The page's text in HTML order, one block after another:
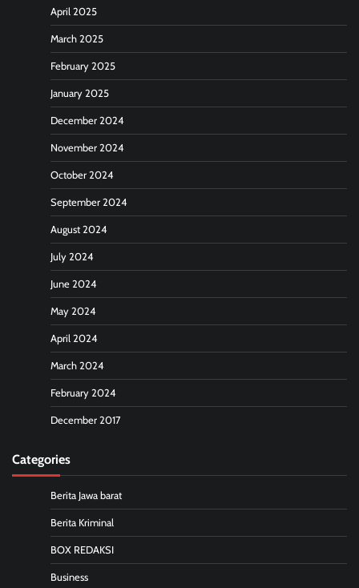
April 2025
March 2025
February 2025
January 2025
December 2024
November 2024
October 2024
September 2024
August 2024
July 2024
June 2024
May 2024
April 2024
March 2024
February 2024
December 2017
Categories
Berita Jawa barat
Berita Kriminal
BOX REDAKSI
Business